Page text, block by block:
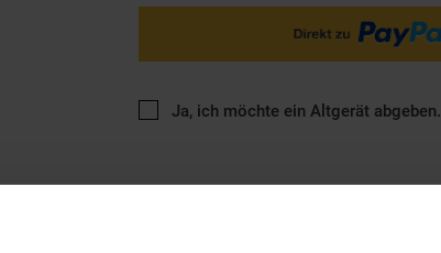
Ja, ich möchte ein Altgerät abgeben.